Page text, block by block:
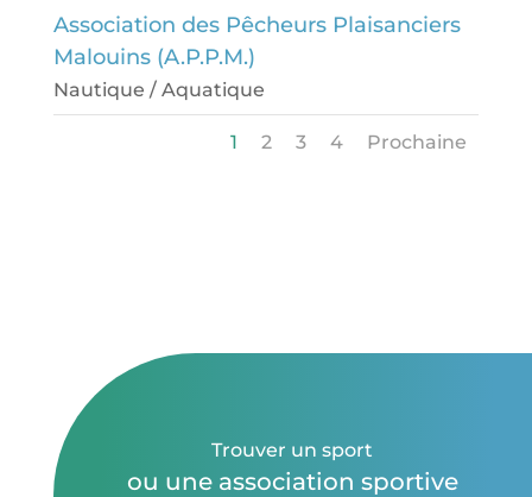
Association des Pêcheurs Plaisanciers
Malouins (A.P.P.M.)
Nautique / Aquatique
1 2 3 4 Prochaine
Trouver un sport
ou une association sportive